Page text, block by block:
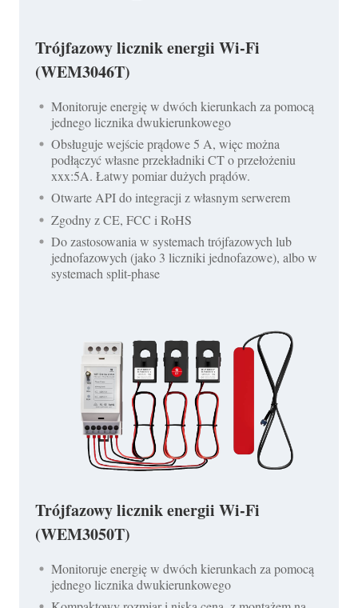
Trójfazowy licznik energii Wi-Fi
(WEM3046T)
Monitoruje energię w dwóch kierunkach za pomocą
jednego licznika dwukierunkowego
Obsługuje wejście prądowe 5 A, więc można
podłączyć własne przekładniki CT o przełożeniu
xxx:5A. Łatwy pomiar dużych prądów.
Otwarte API do integracji z własnym serwerem
Zgodny z CE, FCC i RoHS
Do zastosowania w systemach trójfazowych lub
jednofazowych (jako 3 liczniki jednofazowe), albo w
systemach split-phase
Trójfazowy licznik energii Wi-Fi
(WEM3050T)
Monitoruje energię w dwóch kierunkach za pomocą
jednego licznika dwukierunkowego